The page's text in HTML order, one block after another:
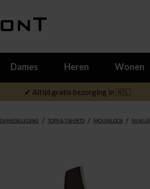
Dames Heren Wonen
✔ Altijd gratis bezorging in 🇳🇱
DAMESKLEDING / TOPS & T-SHIRTS / MOUWLOOS / NUKUS